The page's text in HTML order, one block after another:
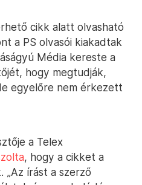
cikk alatt olvasható
a PS olvasói kiakadtak
Média kereste a
hogy megtudják,
egyelőre nem érkezett
a Telex
, hogy a cikket a
írást a szerző